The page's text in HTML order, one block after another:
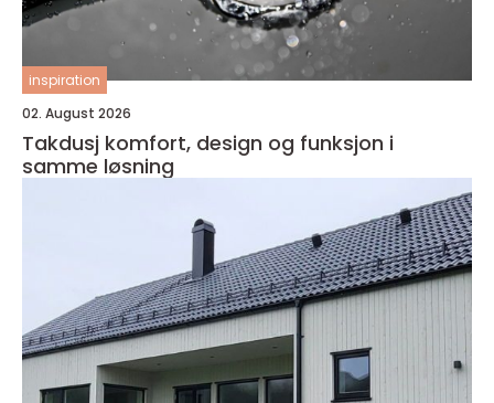
inspiration
02. August 2026
Takdusj komfort, design og funksjon i
samme løsning